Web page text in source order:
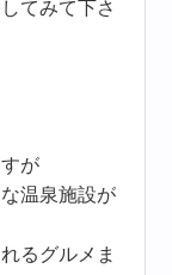
てみて下さ
が
温泉施設が
るグルメま